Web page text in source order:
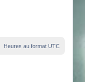
Heures au format UTC